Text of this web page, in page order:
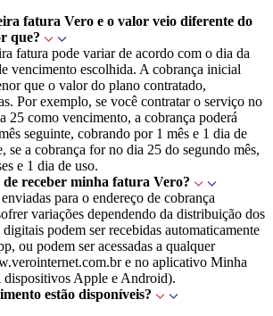
fatura Vero e o valor veio diferente do
que?
fatura pode variar de acordo com o dia da
vencimento escolhida. A cobrança inicial
que o valor do plano contratado,
Por exemplo, se você contratar o serviço no
25 como vencimento, a cobrança poderá
seguinte, cobrando por 1 mês e 1 dia de
se a cobrança for no dia 25 do segundo mês,
e 1 dia de uso.
de receber minha fatura Vero?
para o endereço de cobrança
variações dependendo da distribuição dos
podem ser recebidas automaticamente
ou podem ser acessadas a qualquer
e no aplicativo Minha
dispositivos Apple e Android).
estão disponíveis?